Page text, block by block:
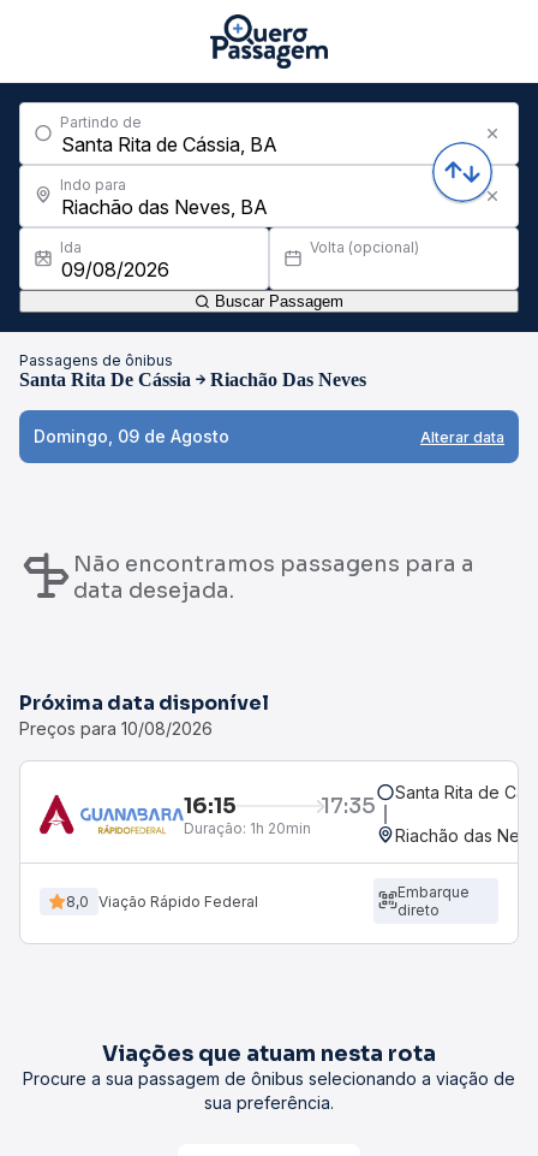
Partindo de
Indo para
Ida Volta (opcional)
Buscar Passagem
Passagens de ônibus
Santa Rita De Cássia Riachão Das Neves
Domingo, 09 de Agosto Alterar data
Não encontramos passagens para a
data desejada.
Próxima data disponível
Preços para 10/08/2026
16:15 17:35
Duração: 1h 20min
Santa Rita de
Riachão das
8,0 Viação Rápido Federal
Embarque
direto
Viações que atuam nesta rota
Procure a sua passagem de ônibus selecionando a viação de
sua preferência.